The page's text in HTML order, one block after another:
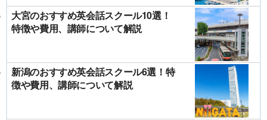
大宮のおすすめ英会話スクール10選！
特徴や費用、講師について解説
新潟のおすすめ英会話スクール6選！特
徴や費用、講師について解説